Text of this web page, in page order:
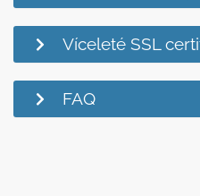
Víceleté SSL
FAQ